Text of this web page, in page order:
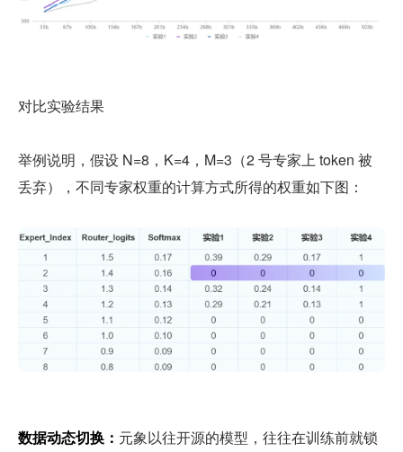
对比实验结果
举例说明，假设 N=8，K=4，M=3（2 号专家上 token 被
丢弃），不同专家权重的计算方式所得的权重如下图：
数据动态切换： 元象以往开源的模型，往往在训练前就锁